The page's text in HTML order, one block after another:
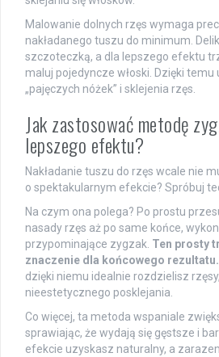
Malowanie dolnych rzęs wymaga
nakładanego tuszu do minimum.
szczoteczką, a dla lepszego efektu
maluj pojedyncze włoski. Dzięki
„pajęczych nóżek” i sklejenia rzęs.
Jak zastosować metodę
lepszego efektu?
Nakładanie tuszu do rzęs wcale nie
o spektakularnym efekcie? Spróbuj
Na czym ona polega? Po prostu
nasady rzęs aż po same końce,
przypominające zygzak. Ten prosty
znaczenie dla końcowego rezultatu.
dzięki niemu idealnie rozdzielisz
nieestetycznego posklejania.
Co więcej, ta metoda wspaniale
sprawiając, że wydają się gęstsze i
efekcie uzyskasz naturalny, a